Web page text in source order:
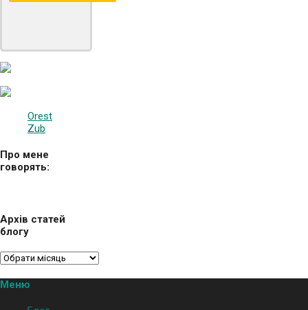
Orest
Zub
Про мене
говорять:
Архів статей
блогу
Меню